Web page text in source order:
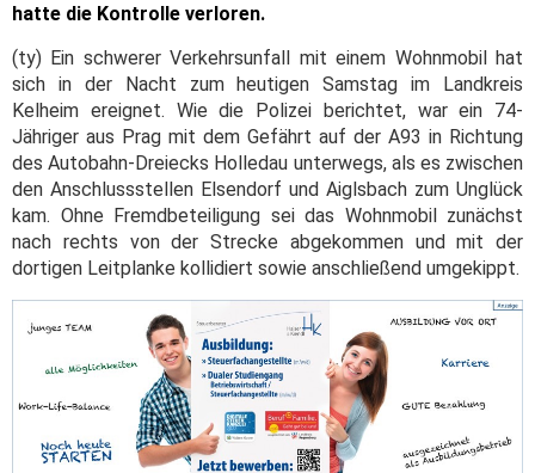
hatte die Kontrolle verloren.
(ty) Ein schwerer Verkehrsunfall mit einem Wohnmobil hat
sich in der Nacht zum heutigen Samstag im Landkreis
Kelheim ereignet. Wie die Polizei berichtet, war ein 74-
Jähriger aus Prag mit dem Gefährt auf der A93 in Richtung
des Autobahn-Dreiecks Holledau unterwegs, als es zwischen
den Anschlussstellen Elsendorf und Aiglsbach zum Unglück
kam. Ohne Fremdbeteiligung sei das Wohnmobil zunächst
nach rechts von der Strecke abgekommen und mit der
dortigen Leitplanke kollidiert sowie anschließend umgekippt.